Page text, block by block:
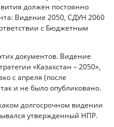
должен постоянно
Видение 2050, СДУН 2060
с Бюджетным
документов. Видение
«Казахстан – 2050»,
с апреля (после
и не было опубликовано.
долгосрочном видении
утвержденный НПР.